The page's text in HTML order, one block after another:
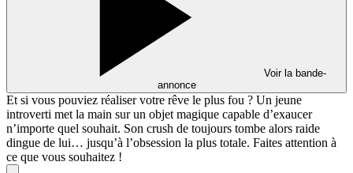
Voir la bande-
annonce
Et si vous pouviez réaliser votre rêve le plus fou ? Un jeune
introverti met la main sur un objet magique capable d’exaucer
n’importe quel souhait. Son crush de toujours tombe alors raide
dingue de lui… jusqu’à l’obsession la plus totale. Faites attention à
ce que vous souhaitez !